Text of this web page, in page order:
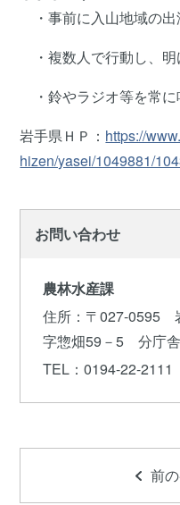
・事前に入山地域の出
・複数人で行動し、明
・鈴やラジオ等を常
岩手県ＨＰ： https://
hizen/yasei/1049881/
お問い合わせ
農林水産課
住所 ：〒027-0595
字惣畑59－5 分庁
TEL ：0194-22-2111
前